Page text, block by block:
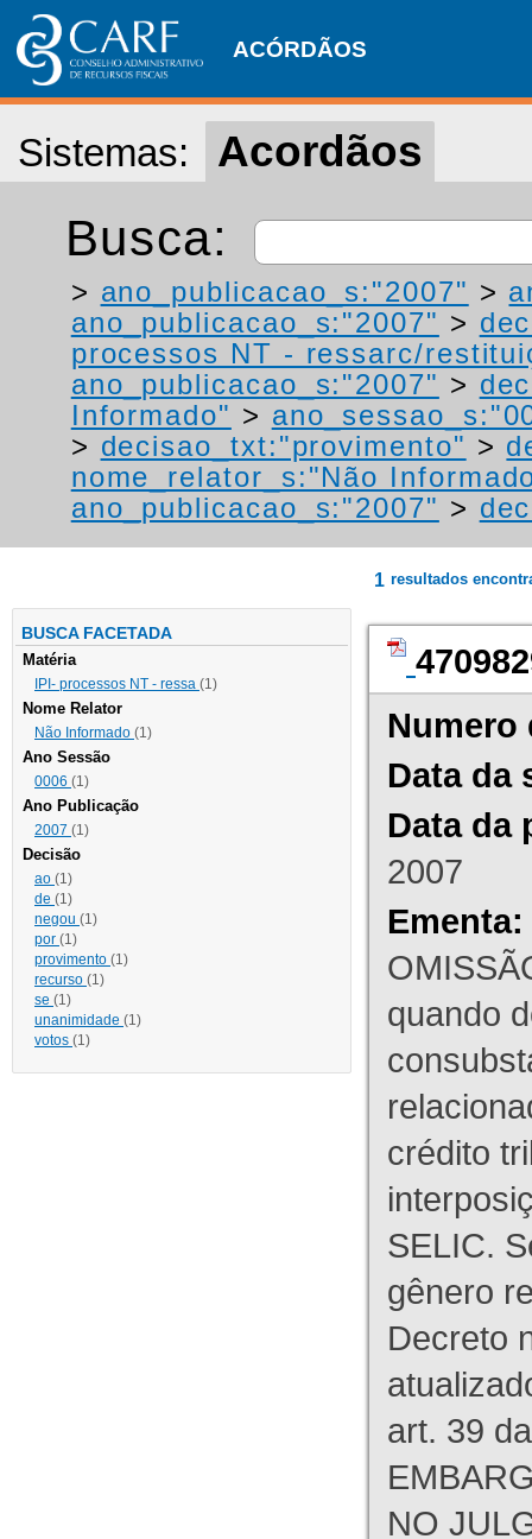
ACÓRDÃOS
Sistemas: Acordãos
Busca:
> ano_publicacao_s:"2007" >
ano_publicacao_s:"2007" >
processos NT - ressarc/
ano_publicacao_s:"2007" >
Informado" >
> decisao_txt:"provimento" >
nome_relator_s:"Não
ano_publicacao_s:"2007" >
BUSCA FACETADA
Matéria
IPI- processos NT - ressa (1)
Nome Relator
Não Informado (1)
Ano Sessão
0006 (1)
Ano Publicação
2007 (1)
Decisão
ao (1)
de (1)
negou (1)
por (1)
provimento (1)
recurso (1)
se (1)
unanimidade (1)
votos (1)
1 resultados
Numero
Data da
Data da
2007
Ementa:
quando
crédito
SELIC.
gênero
Decreto
art. 39
NO